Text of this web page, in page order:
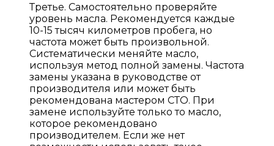
Третье. Самостоятельно проверяйте
уровень масла. Рекомендуется каждые
10-15 тысяч километров пробега, но
частота может быть произвольной.
Систематически меняйте масло,
используя метод полной замены. Частота
замены указана в руководстве от
производителя или может быть
рекомендована мастером СТО. При
замене используйте только то масло,
которое рекомендовано
производителем. Если же нет